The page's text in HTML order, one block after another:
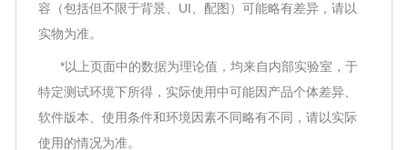
容（包括但不限于背景、UI、配图）可能略有差异，请以
实物为准。
*以上页面中的数据为理论值，均来自内部实验室，于
特定测试环境下所得，实际使用中可能因产品个体差异、
软件版本、使用条件和环境因素不同略有不同，请以实际
使用的情况为准。